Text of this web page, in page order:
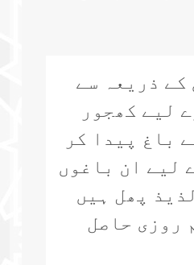
کے ذریعہ سے
لیے کھجور
باغ پیدا کر
لیے ان باغوں
پھل ہیں
روزی حاصل